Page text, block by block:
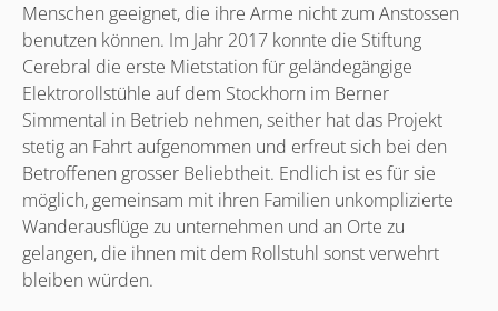
Menschen geeignet, die ihre Arme nicht zum Anstossen
benutzen können. Im Jahr 2017 konnte die Stiftung
Cerebral die erste Mietstation für geländegängige
Elektrorollstühle auf dem Stockhorn im Berner
Simmental in Betrieb nehmen, seither hat das Projekt
stetig an Fahrt aufgenommen und erfreut sich bei den
Betroffenen grosser Beliebtheit. Endlich ist es für sie
möglich, gemeinsam mit ihren Familien unkomplizierte
Wanderausflüge zu unternehmen und an Orte zu
gelangen, die ihnen mit dem Rollstuhl sonst verwehrt
bleiben würden.